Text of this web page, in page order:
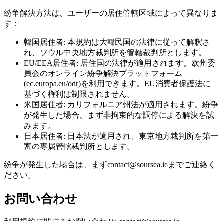
紛争解決方法は、ユーザーの居住管轄区域によって異なりま
す：
韓国居住者: 本規約は大韓民国の法律に従って解釈さ
れ、ソウル中央地方裁判所を管轄裁判所とします。
EU/EEA居住者: 居住国の法律が適用されます。欧州委
員会のオンライン紛争解決プラットフォーム
(ec.europa.eu/odr)を利用できます。EU消費者保護法に
基づく権利は制限されません。
米国居住者: カリフォルニア州法が適用されます。紛争
が発生した場合、まず非拘束的な調停による解決を試
みます。
日本居住者: 日本法が適用され、東京地方裁判所を第一
審の専属管轄裁判所とします。
紛争が発生した場合は、まずcontact@soursea.ioまでご連絡く
ださい。
お問い合わせ